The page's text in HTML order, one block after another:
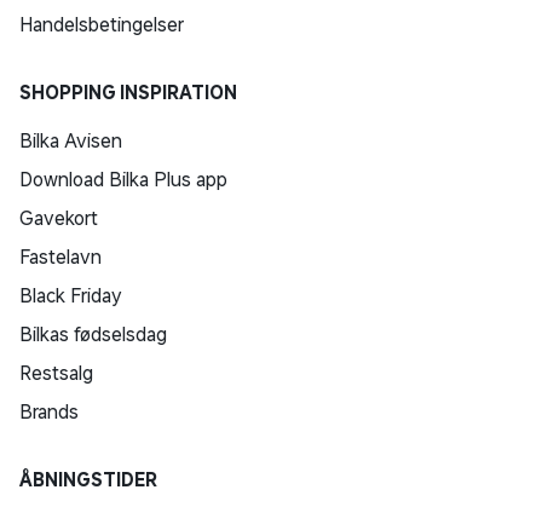
Handelsbetingelser
SHOPPING INSPIRATION
Bilka Avisen
Download Bilka Plus app
Gavekort
Fastelavn
Black Friday
Bilkas fødselsdag
Restsalg
Brands
ÅBNINGSTIDER